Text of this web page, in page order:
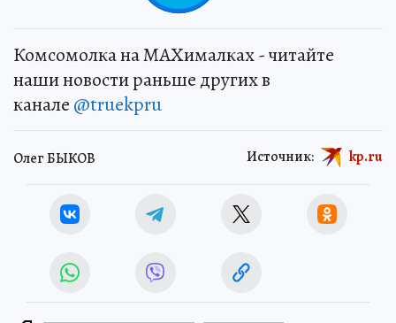
Комсомолка на MAXималках - читайте
наши новости раньше других в
канале @truekpru
Олег БЫКОВ Источник: kp.ru